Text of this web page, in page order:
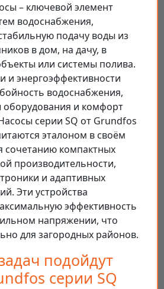
– ключевой элемент
водоснабжения,
подачу воды из
в дом, на дачу, в
или системы полива.
и энергоэффективности
водоснабжения,
оборудования и комфорт
серии SQ от Grundfos
эталоном в своём
сочетанию компактных
производительности,
и адаптивных
Эти устройства
эффективность
напряжении, что
для загородных районов.
подойдут
серии SQ